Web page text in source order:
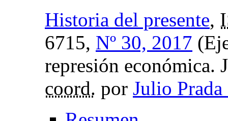
Historia del presente,
6715, Nº 30, 2017
represión económica.
coord. por Julio